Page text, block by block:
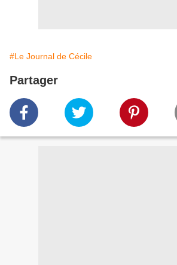
#Le Journal de Cécile
Partager